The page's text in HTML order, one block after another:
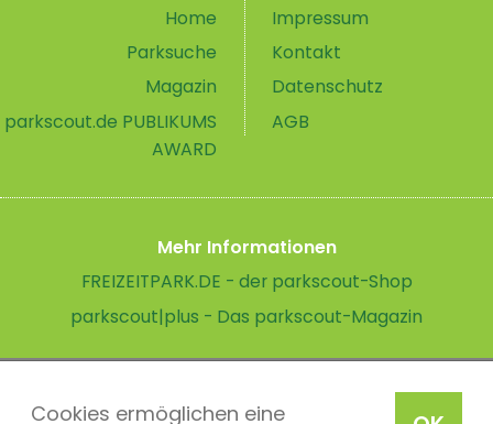
Cookies ermöglichen eine
Home
Parksuche
Magazin
parkscout.de PUBLIKUMS
AWARD
Impressum
Kontakt
Datenschutz
AGB
Mehr Informationen
FREIZEITPARK.DE - der parkscout-Shop
parkscout|plus - Das parkscout-Magazin